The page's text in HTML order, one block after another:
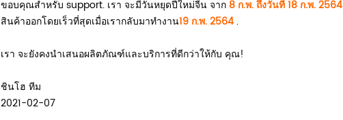
ขอบคุณสำหรับ support. เรา จะมีวันหยุดปีใหม่จีน จาก 8 ก.พ. ถึงวันที่ 18 ก.พ. 2564
สินค้าออกโดยเร็วที่สุดเมื่อเรากลับมาทำงาน19 ก.พ. 2564 .
เรา จะยังคงนำเสนอผลิตภัณฑ์และบริการที่ดีกว่าให้กับ คุณ!
ชินโฮ ทีม
2021-02-07